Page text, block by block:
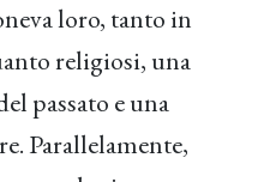
loro, tanto in
religiosi, una
passato e una
Parallelamente,